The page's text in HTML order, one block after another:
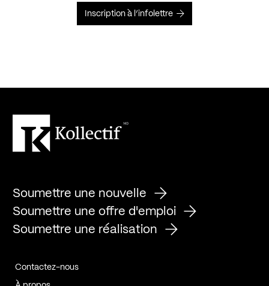
Inscription à l’infolettre
Soumettre une nouvelle
Soumettre une offre d'emploi
Soumettre une réalisation
Contactez-nous